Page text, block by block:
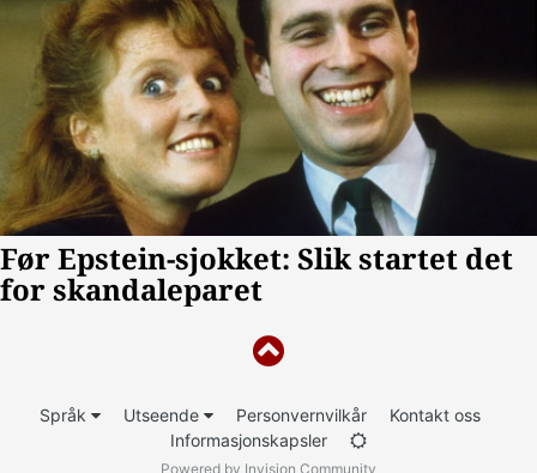
Språk Utseende Personvernvilkår
Kontakt oss
Informasjonskapsler
Powered by Invision Community